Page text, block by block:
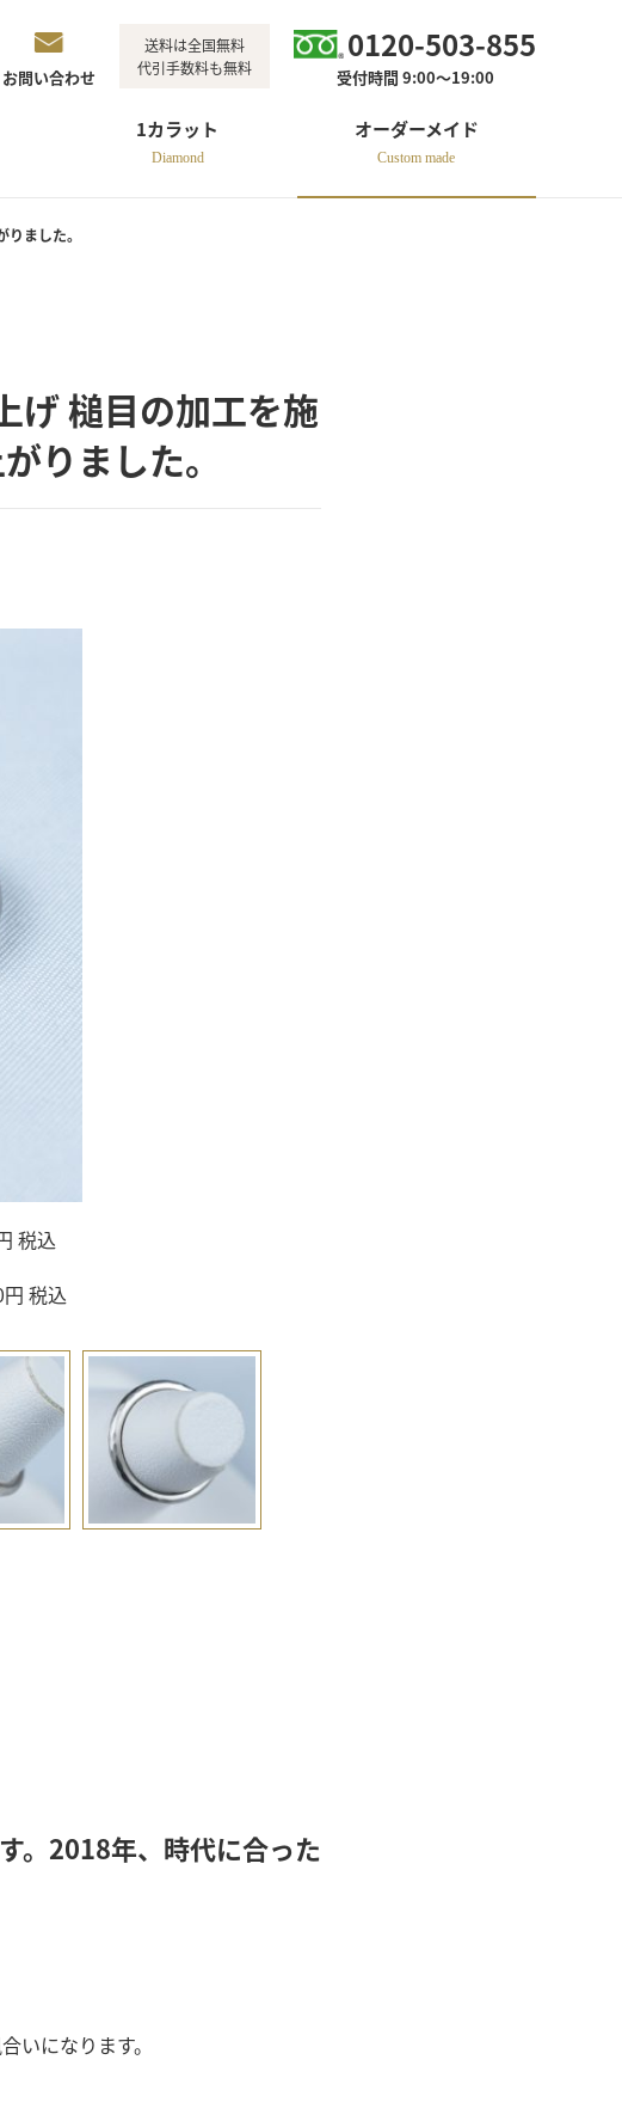
お問い合わせ
送料は全国無料
代引手数料も無料
0120-503-855
受付時間 9:00～19:00
1カラット
Diamond
オーダーメイド
Custom made
ました。
げ 槌目の加工を施
りました。
税込
税込
。2018年、時代に合った
いになります。